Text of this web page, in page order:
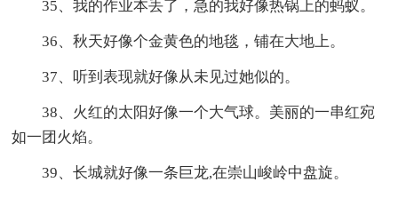
35、我的作业本丢了，急的我好像热锅上的蚂蚁。
36、秋天好像个金黄色的地毯，铺在大地上。
37、听到表现就好像从未见过她似的。
38、火红的太阳好像一个大气球。美丽的一串红宛
如一团火焰。
39、长城就好像一条巨龙,在崇山峻岭中盘旋。